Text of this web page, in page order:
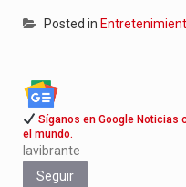
Posted in
Síganos en Google Noticias
el mundo.
lavibrante
Seguir